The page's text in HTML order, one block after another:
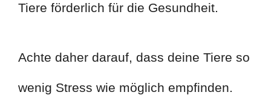
Tiere förderlich für die Gesundheit.
Achte daher darauf, dass deine Tiere so
wenig Stress wie möglich empfinden.